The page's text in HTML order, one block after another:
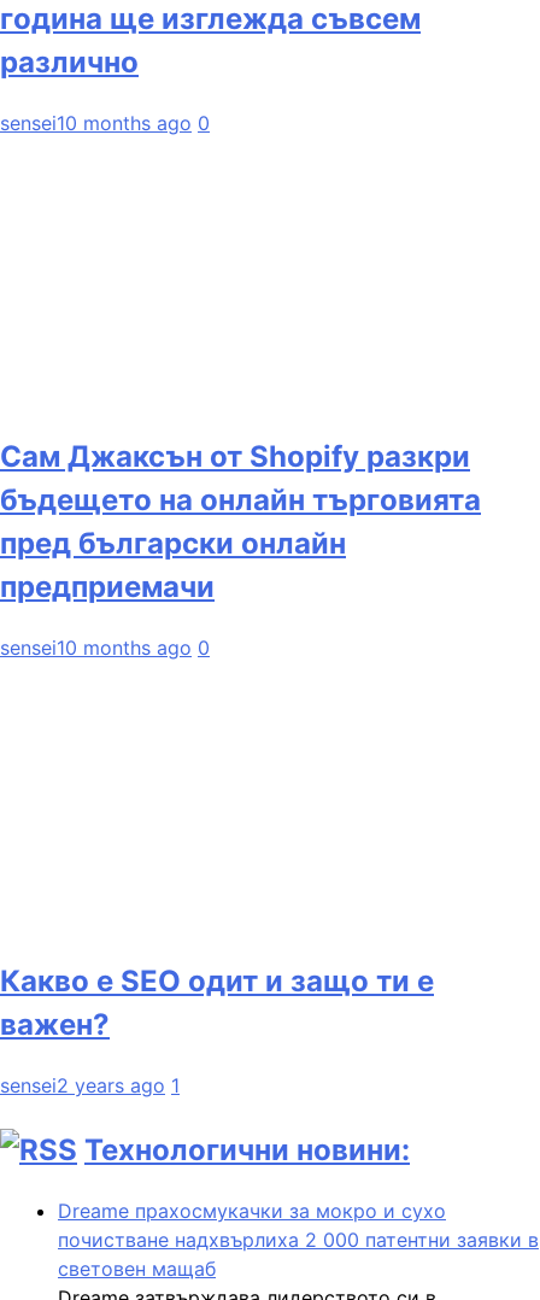
година ще изглежда съвсем
различно
sensei10 months ago 0
Сам Джаксън от Shopify разкри
бъдещето на онлайн търговията
пред български онлайн
предприемачи
sensei10 months ago 0
Какво е SEO одит и защо ти е
важен?
sensei2 years ago 1
Технологични новини:
Dreame прахосмукачки за мокро и сухо
почистване надхвърлиха 2 000 патентни заявки в
световен мащаб